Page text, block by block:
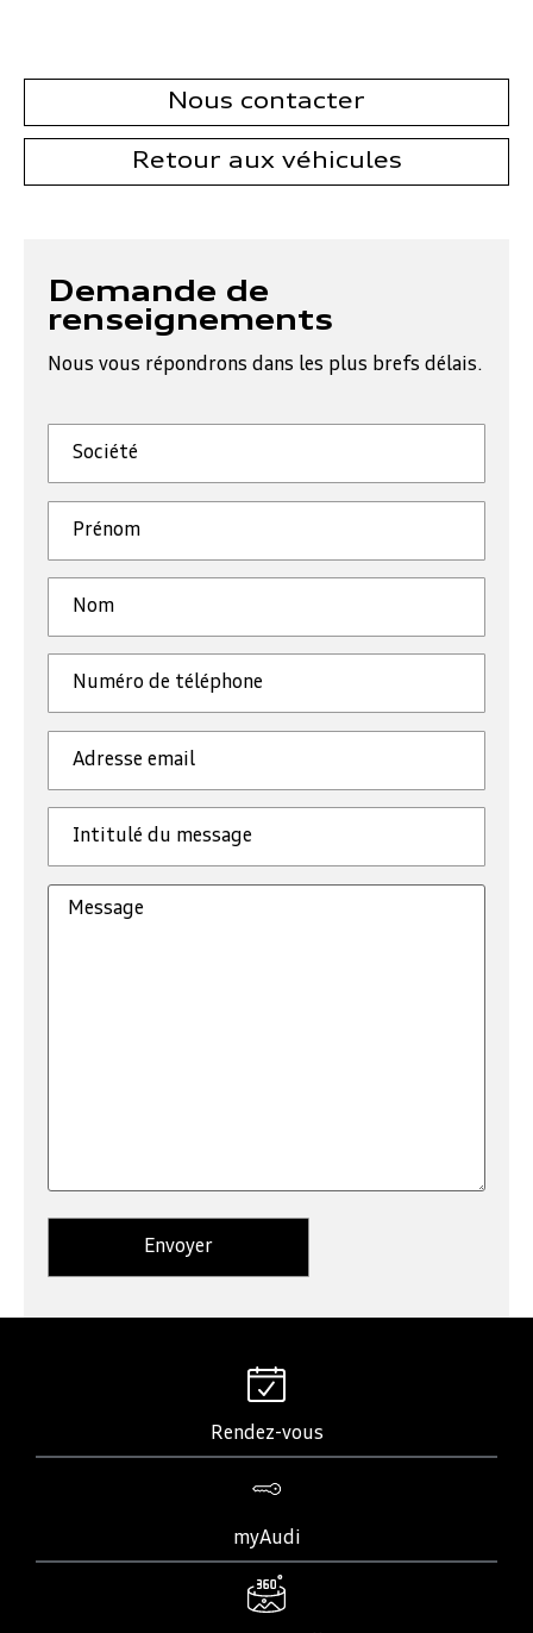
Nous contacter
Retour aux véhicules
Demande de
renseignements
Nous vous répondrons dans les plus brefs délais.
Rendez-vous
myAudi